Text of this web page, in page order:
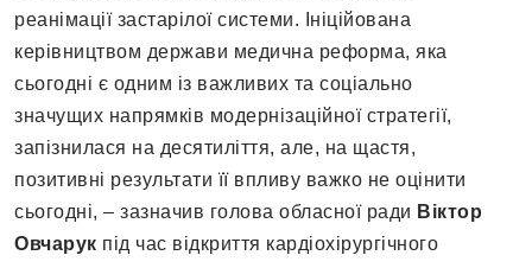
реанімації застарілої системи. Ініційована
керівництвом держави медична реформа, яка
сьогодні є одним із важливих та соціально
значущих напрямків модернізаційної стратегії,
запізнилася на десятиліття, але, на щастя,
позитивні результати її впливу важко не оцінити
сьогодні, – зазначив голова обласної ради Віктор
Овчарук під час відкриття кардіохірургічного